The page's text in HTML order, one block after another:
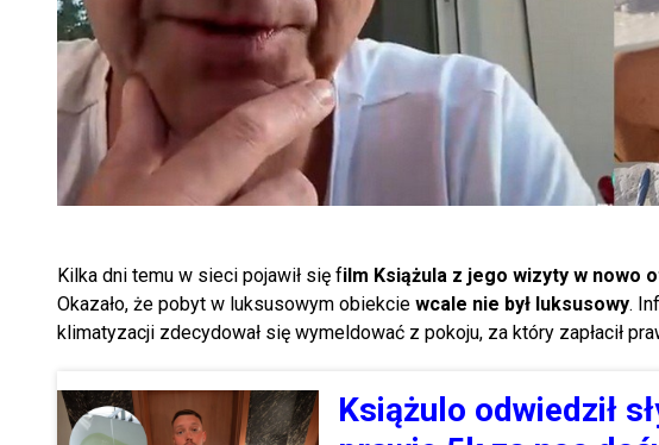
Kilka dni temu w sieci pojawił się film Książula z jego wizyty w nowo
Okazało, że pobyt w luksusowym obiekcie wcale nie był luksusowy.
klimatyzacji zdecydował się wymeldować z pokoju, za który zapłacił
Książulo odwiedził